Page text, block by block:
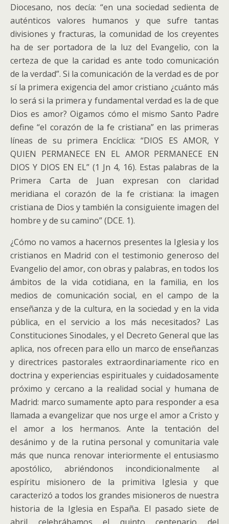
Diocesano, nos decía: “en una sociedad sedienta de
auténticos valores humanos y que sufre tantas
divisiones y fracturas, la comunidad de los creyentes
ha de ser portadora de la luz del Evangelio, con la
certeza de que la caridad es ante todo comunicación
de la verdad”. Si la comunicación de la verdad es de por
sí la primera exigencia del amor cristiano ¿cuánto más
lo será si la primera y fundamental verdad es la de que
Dios es amor? Oigamos cómo el mismo Santo Padre
define “el corazón de la fe cristiana” en las primeras
líneas de su primera Encíclica: “DIOS ES AMOR, Y
QUIEN PERMANECE EN EL AMOR PERMANECE EN
DIOS Y DIOS EN EL” (1 Jn 4, 16). Estas palabras de la
Primera Carta de Juan expresan con claridad
meridiana el corazón de la fe cristiana: la imagen
cristiana de Dios y también la consiguiente imagen del
hombre y de su camino” (DCE. 1).
¿Cómo no vamos a hacernos presentes la Iglesia y los
cristianos en Madrid con el testimonio generoso del
Evangelio del amor, con obras y palabras, en todos los
ámbitos de la vida cotidiana, en la familia, en los
medios de comunicación social, en el campo de la
enseñanza y de la cultura, en la sociedad y en la vida
pública, en el servicio a los más necesitados? Las
Constituciones Sinodales, y el Decreto General que las
aplica, nos ofrecen para ello un marco de enseñanzas
y directrices pastorales extraordinariamente rico en
doctrina y experiencias espirituales y cuidadosamente
próximo y cercano a la realidad social y humana de
Madrid: marco sumamente apto para responder a esa
llamada a evangelizar que nos urge el amor a Cristo y
el amor a los hermanos. Ante la tentación del
desánimo y de la rutina personal y comunitaria vale
más que nunca renovar interiormente el entusiasmo
apostólico, abriéndonos incondicionalmente al
espíritu misionero de la primitiva Iglesia y que
caracterizó a todos los grandes misioneros de nuestra
historia de la Iglesia en España. El pasado siete de